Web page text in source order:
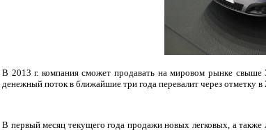
В 2013 г. компания сможет продавать на мировом рынке
денежный поток в ближайшие три года перевалит через отметку
В первый месяц текущего года продажи новых легковых, а также